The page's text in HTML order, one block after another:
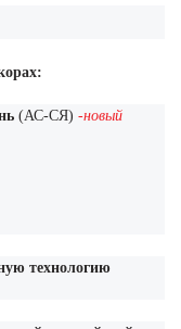
(АС-СЯ) -новый
технологию